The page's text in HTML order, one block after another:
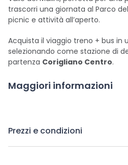
trascorri una giornata al Parco
picnic e attività all’aperto.
Acquista il viaggio treno + bus in
selezionando come stazione di
partenza Corigliano Centro.
Maggiori informazioni
Prezzi e condizioni